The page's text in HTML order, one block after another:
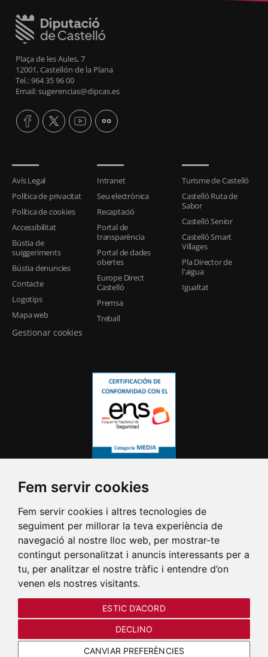
Fem servir cookies
Fem servir cookies i altres tecnologies de
seguiment per millorar la teva experiència de
navegació al nostre lloc web, per mostrar-te
contingut personalitzat i anuncis interessants per a
tu, per analitzar el nostre tràfic i entendre d’on
venen els nostres visitants.
ESTIC D’ACORD
DECLINO
CANVIAR PREFERÈNCIES
Plaça de les Aules, 7
12001, Castellón de la Plana
Tel.: 964 35 96 00
Email: sugerencias@dipcas.es
Avís Legal
Política de privacitat
Política de cookies
Accessibilitat
Bústia de
suiggeriments
Bústia denuncies
Contacte
Logotips
Mapa web
Gestionar cookies
Intranet
Seu electrònica
Recaptació
Portal de
transparència
Portal de dades
obertes
Europe Direct
Castelló
Premsa
Treball
Turisme de Castelló
Castelló Ruta de
Sabor
Castelló Senior
Castelló Smart
Villages
Pla Director de
l'aigua
Igualtat